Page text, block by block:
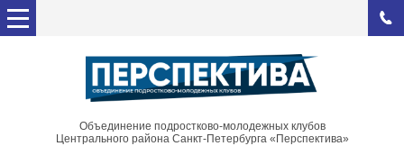
Объединение подростково-молодежных клубов
Центрального района Санкт-Петербурга «Перспектива»